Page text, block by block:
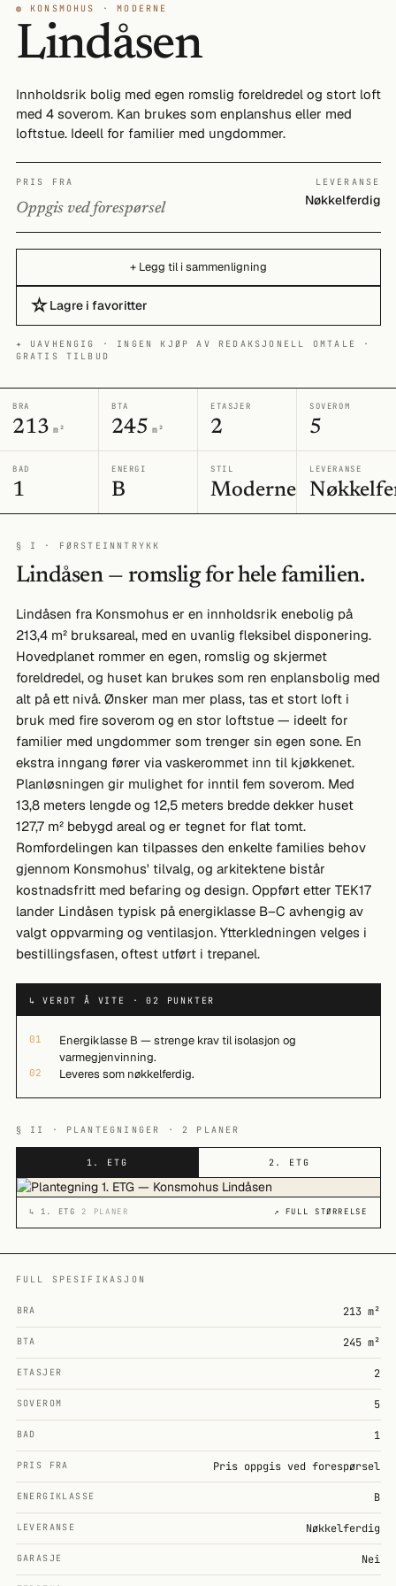
◍ KONSMOHUS · MODERNE
Lindåsen
Innholdsrik bolig med egen romslig foreldredel og stort loft
med 4 soverom. Kan brukes som enplanshus eller med
loftstue. Ideell for familier med ungdommer.
PRIS FRA
Oppgis ved forespørsel
LEVERANSE
Nøkkelferdig
+ Legg til i sammenligning
☆Lagre i favoritter
✦ UAVHENGIG · INGEN KJØP AV REDAKSJONELL OMTALE ·
GRATIS TILBUD
BRA
213 m²
BTA
245 m²
ETASJER
2
SOVEROM
5
BAD
1
ENERGI
B
STIL
Moderne
LEVERANSE
§ I · FØRSTEINNTRYKK
Lindåsen — romslig for hele familien.
Lindåsen fra Konsmohus er en innholdsrik enebolig på
213,4 m² bruksareal, med en uvanlig fleksibel disponering.
Hovedplanet rommer en egen, romslig og skjermet
foreldredel, og huset kan brukes som ren enplansbolig med
alt på ett nivå. Ønsker man mer plass, tas et stort loft i
bruk med fire soverom og en stor loftstue — ideelt for
familier med ungdommer som trenger sin egen sone. En
ekstra inngang fører via vaskerommet inn til kjøkkenet.
Planløsningen gir mulighet for inntil fem soverom. Med
13,8 meters lengde og 12,5 meters bredde dekker huset
127,7 m² bebygd areal og er tegnet for flat tomt.
Romfordelingen kan tilpasses den enkelte families behov
gjennom Konsmohus' tilvalg, og arkitektene bistår
kostnadsfritt med befaring og design. Oppført etter TEK17
lander Lindåsen typisk på energiklasse B–C avhengig av
valgt oppvarming og ventilasjon. Ytterkledningen velges i
bestillingsfasen, oftest utført i trepanel.
↳ VERDT Å VITE · 02 PUNKTER
01
Energiklasse B — strenge krav til isolasjon og
varmegjenvinning.
02 Leveres som nøkkelferdig.
§ II · PLANTEGNINGER · 2 PLANER
1. ETG 2. ETG
↳ 1. ETG 2 PLANER ↗ FULL STØRRELSE
FULL SPESIFIKASJON
BRA 213 m²
BTA 245 m²
ETASJER 2
SOVEROM 5
BAD 1
PRIS FRA Pris oppgis ved forespørsel
ENERGIKLASSE B
LEVERANSE Nøkkelferdig
GARASJE Nei